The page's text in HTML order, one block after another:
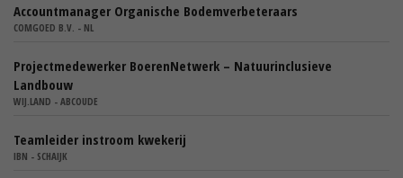
Accountmanager Organische Bodemverbeteraars
COMGOED B.V. - NL
Projectmedewerker BoerenNetwerk – Natuurinclusieve
Landbouw
WIJ.LAND - ABCOUDE
Teamleider instroom kwekerij
IBN - SCHAIJK